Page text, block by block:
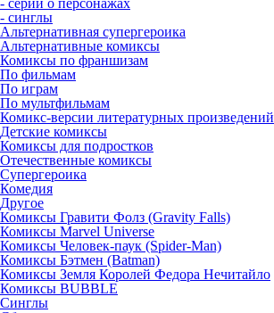
- синглы
Альтернативная супергероика
Альтернативные комиксы
Комиксы по франшизам
По фильмам
По играм
По мультфильмам
Комикс-версии литературных произведений
Детские комиксы
Комиксы для подростков
Отечественные комиксы
Супергероика
Комедия
Другое
Комиксы Гравити Фолз (Gravity Falls)
Комиксы Marvel Universe
Комиксы Человек-паук (Spider-Man)
Комиксы Бэтмен (Batman)
Комиксы Земля Королей Федора Нечитайло
Комиксы BUBBLE
Синглы